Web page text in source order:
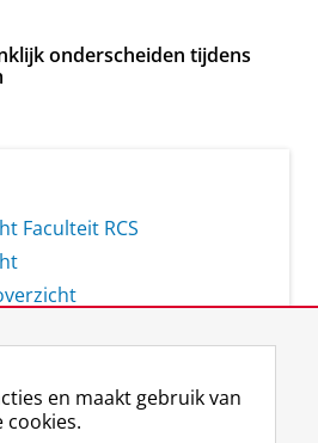
onderscheiden tijdens
Faculteit RCS
en maakt gebruik van
cookies.